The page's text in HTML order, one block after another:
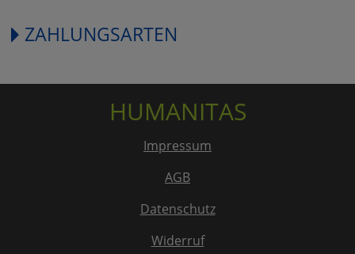
ZAHLUNGSARTEN
HUMANITAS
Impressum
AGB
Datenschutz
Widerruf